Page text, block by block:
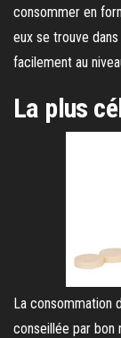
consommer en
eux se trouve
facilement au
La plus
La consommation
conseillée par